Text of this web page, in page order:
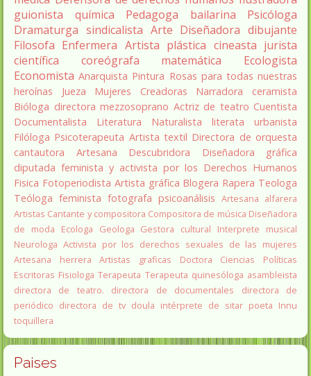
guionista
química Pedagoga bailarina
Psicóloga
Dramaturga sindicalista Arte Diseñadora dibujante
Filosofa Enfermera Artista plástica cineasta jurista
científica
coreógrafa matemática
Ecologista
Economista Anarquista Pintura Rosas para todas nuestras
heroínas
Jueza Mujeres Creadoras Narradora
ceramista
Bióloga directora mezzosoprano Actriz de teatro Cuentista
Documentalista
Literatura Naturalista literata
urbanista
Filóloga Psicoterapeuta Artista textil Directora de orquesta
cantautora
Artesana Descubridora
Diseñadora gráfica
diputada feminista y activista por los Derechos Humanos
Fisica Fotoperiodista Artista gráfica Blogera Rapera Teologa
Teóloga feminista fotografa psicoanálisis Artesana alfarera
Artistas Cantante y compositora Compositora de música Diseñadora
de moda
Ecologa Geologa Gestora cultural
Interprete musical
Neurologa Activista por los derechos sexuales de las mujeres
Artesana herrera
Artistas graficas
Doctora Ciencias Políticas
Escritoras Fisiologa Terapeuta Terapeuta quinesóloga asambleista
directora de teatro.
directora de documentales
directora de
periódico directora de tv doula intérprete de sitar poeta Innu
toquillera
Paises